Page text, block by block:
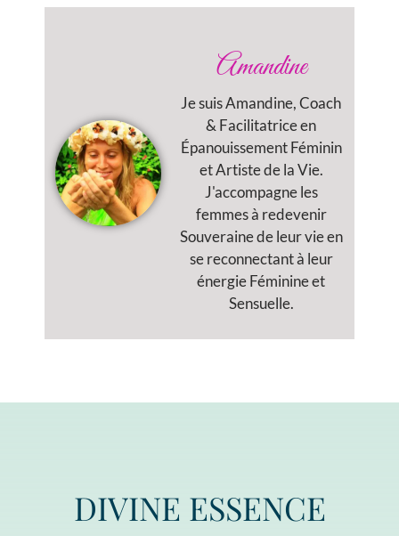
Amandine
Je suis Amandine, Coach
& Facilitatrice en
Épanouissement Féminin
et Artiste de la Vie.
J'accompagne les
femmes à redevenir
Souveraine de leur vie en
se reconnectant à leur
énergie Féminine et
Sensuelle.
DIVINE ESSENCE